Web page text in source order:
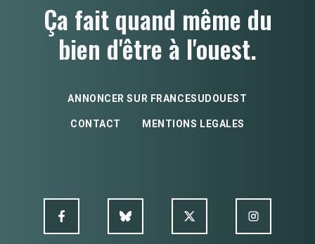
Ça fait quand même du
bien d'être à l'ouest.
ANNONCER SUR FRANCESUDOUEST
CONTACT MENTIONS LEGALES